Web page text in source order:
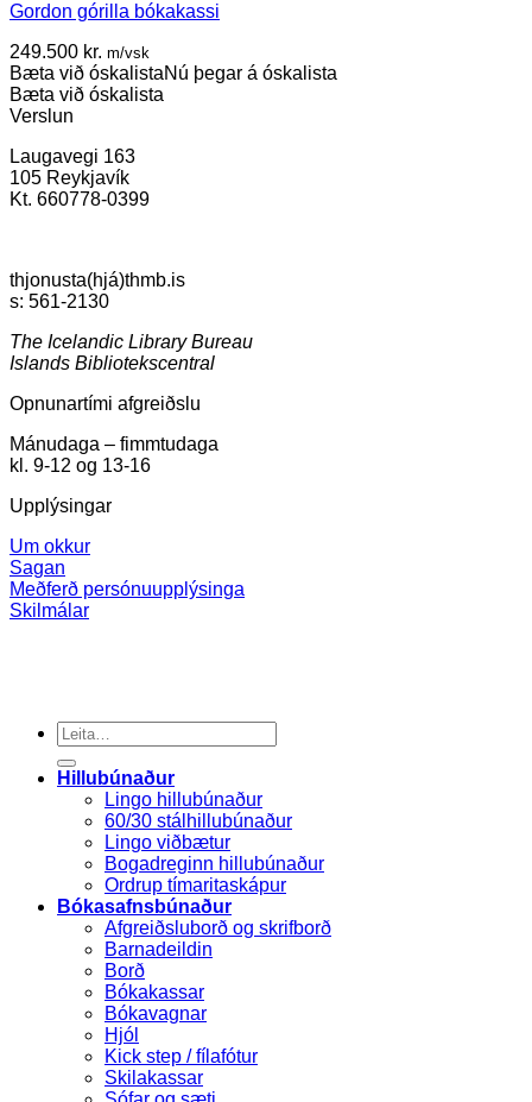
Gordon górilla bókakassi
249.500 kr. m/vsk
Bæta við óskalistaNú þegar á óskalista
Bæta við óskalista
Verslun
Laugavegi 163
105 Reykjavík
Kt. 660778-0399
thjonusta(hjá)thmb.is
s: 561-2130
The Icelandic Library Bureau
Islands Bibliotekscentral
Opnunartími afgreiðslu
Mánudaga – fimmtudaga
kl. 9-12 og 13-16
Upplýsingar
Um okkur
Sagan
Meðferð persónuupplýsinga
Skilmálar
Search
for:
Hillubúnaður
Lingo hillubúnaður
60/30 stálhillubúnaður
Lingo viðbætur
Bogadreginn hillubúnaður
Ordrup tímaritaskápur
Bókasafnsbúnaður
Afgreiðsluborð og skrifborð
Barnadeildin
Borð
Bókakassar
Bókavagnar
Hjól
Kick step / fílafótur
Skilakassar